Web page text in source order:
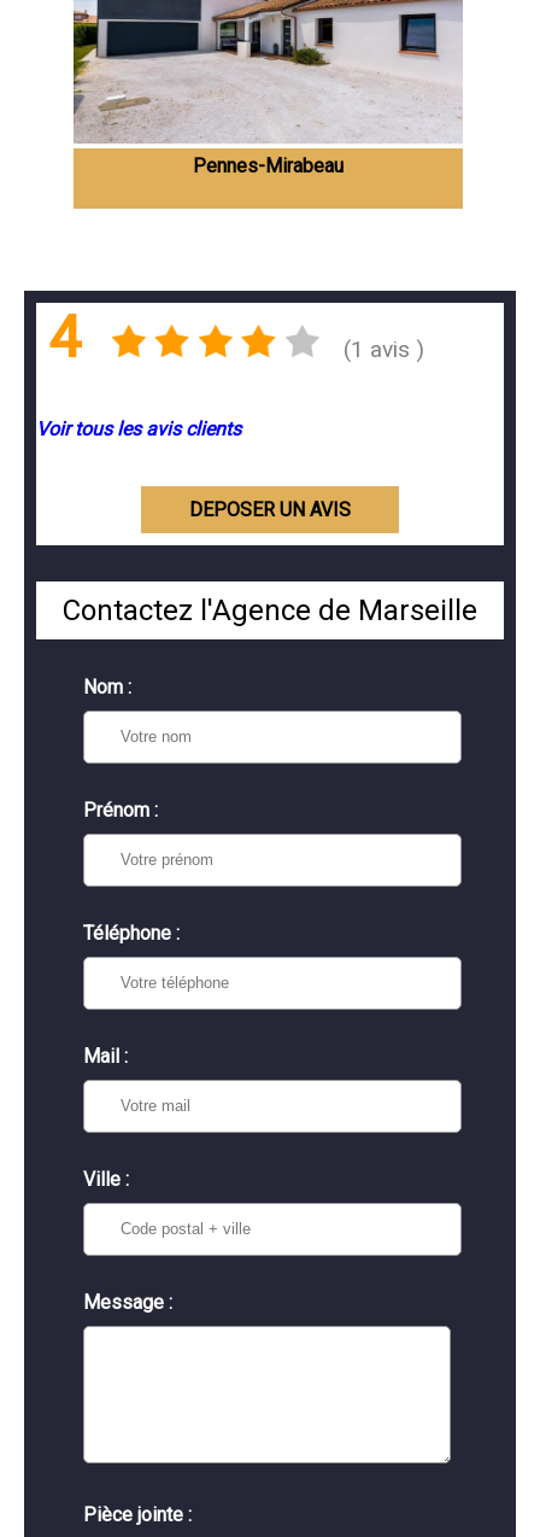
Pennes-Mirabeau
4 (1 avis )
Voir tous les avis clients
DEPOSER UN AVIS
Contactez l'Agence de Marseille
Nom :
Prénom :
Téléphone :
Mail :
Ville :
Message :
Pièce jointe :